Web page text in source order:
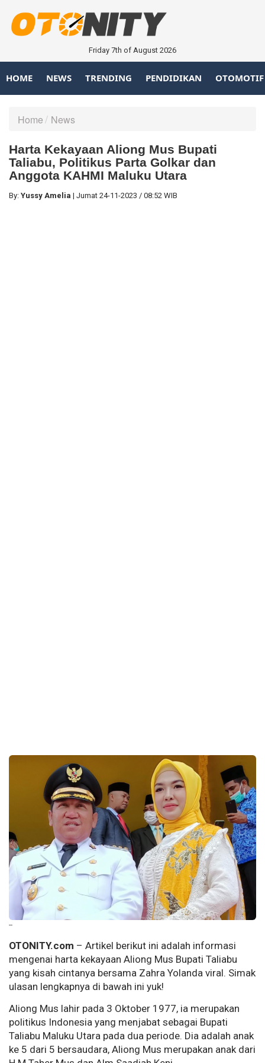
Friday 7th of August 2026
HOME NEWS TRENDING PENDIDIKAN OTOMOTIF
Home News
Harta Kekayaan Aliong Mus Bupati
Taliabu, Politikus Parta Golkar dan
Anggota KAHMI Maluku Utara
By: Yussy Amelia | Jumat 24-11-2023 / 08:52 WIB
--
OTONITY.com – Artikel berikut ini adalah informasi
mengenai harta kekayaan Aliong Mus Bupati Taliabu
yang kisah cintanya bersama Zahra Yolanda viral. Simak
ulasan lengkapnya di bawah ini yuk!
Aliong Mus lahir pada 3 Oktober 1977, ia merupakan
politikus Indonesia yang menjabat sebagai Bupati
Taliabu Maluku Utara pada dua periode. Dia adalah anak
ke 5 dari 5 bersaudara, Aliong Mus merupakan anak dari